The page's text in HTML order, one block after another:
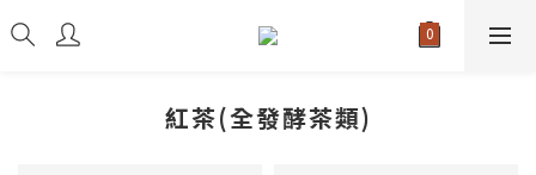
紅茶(全發酵茶類)